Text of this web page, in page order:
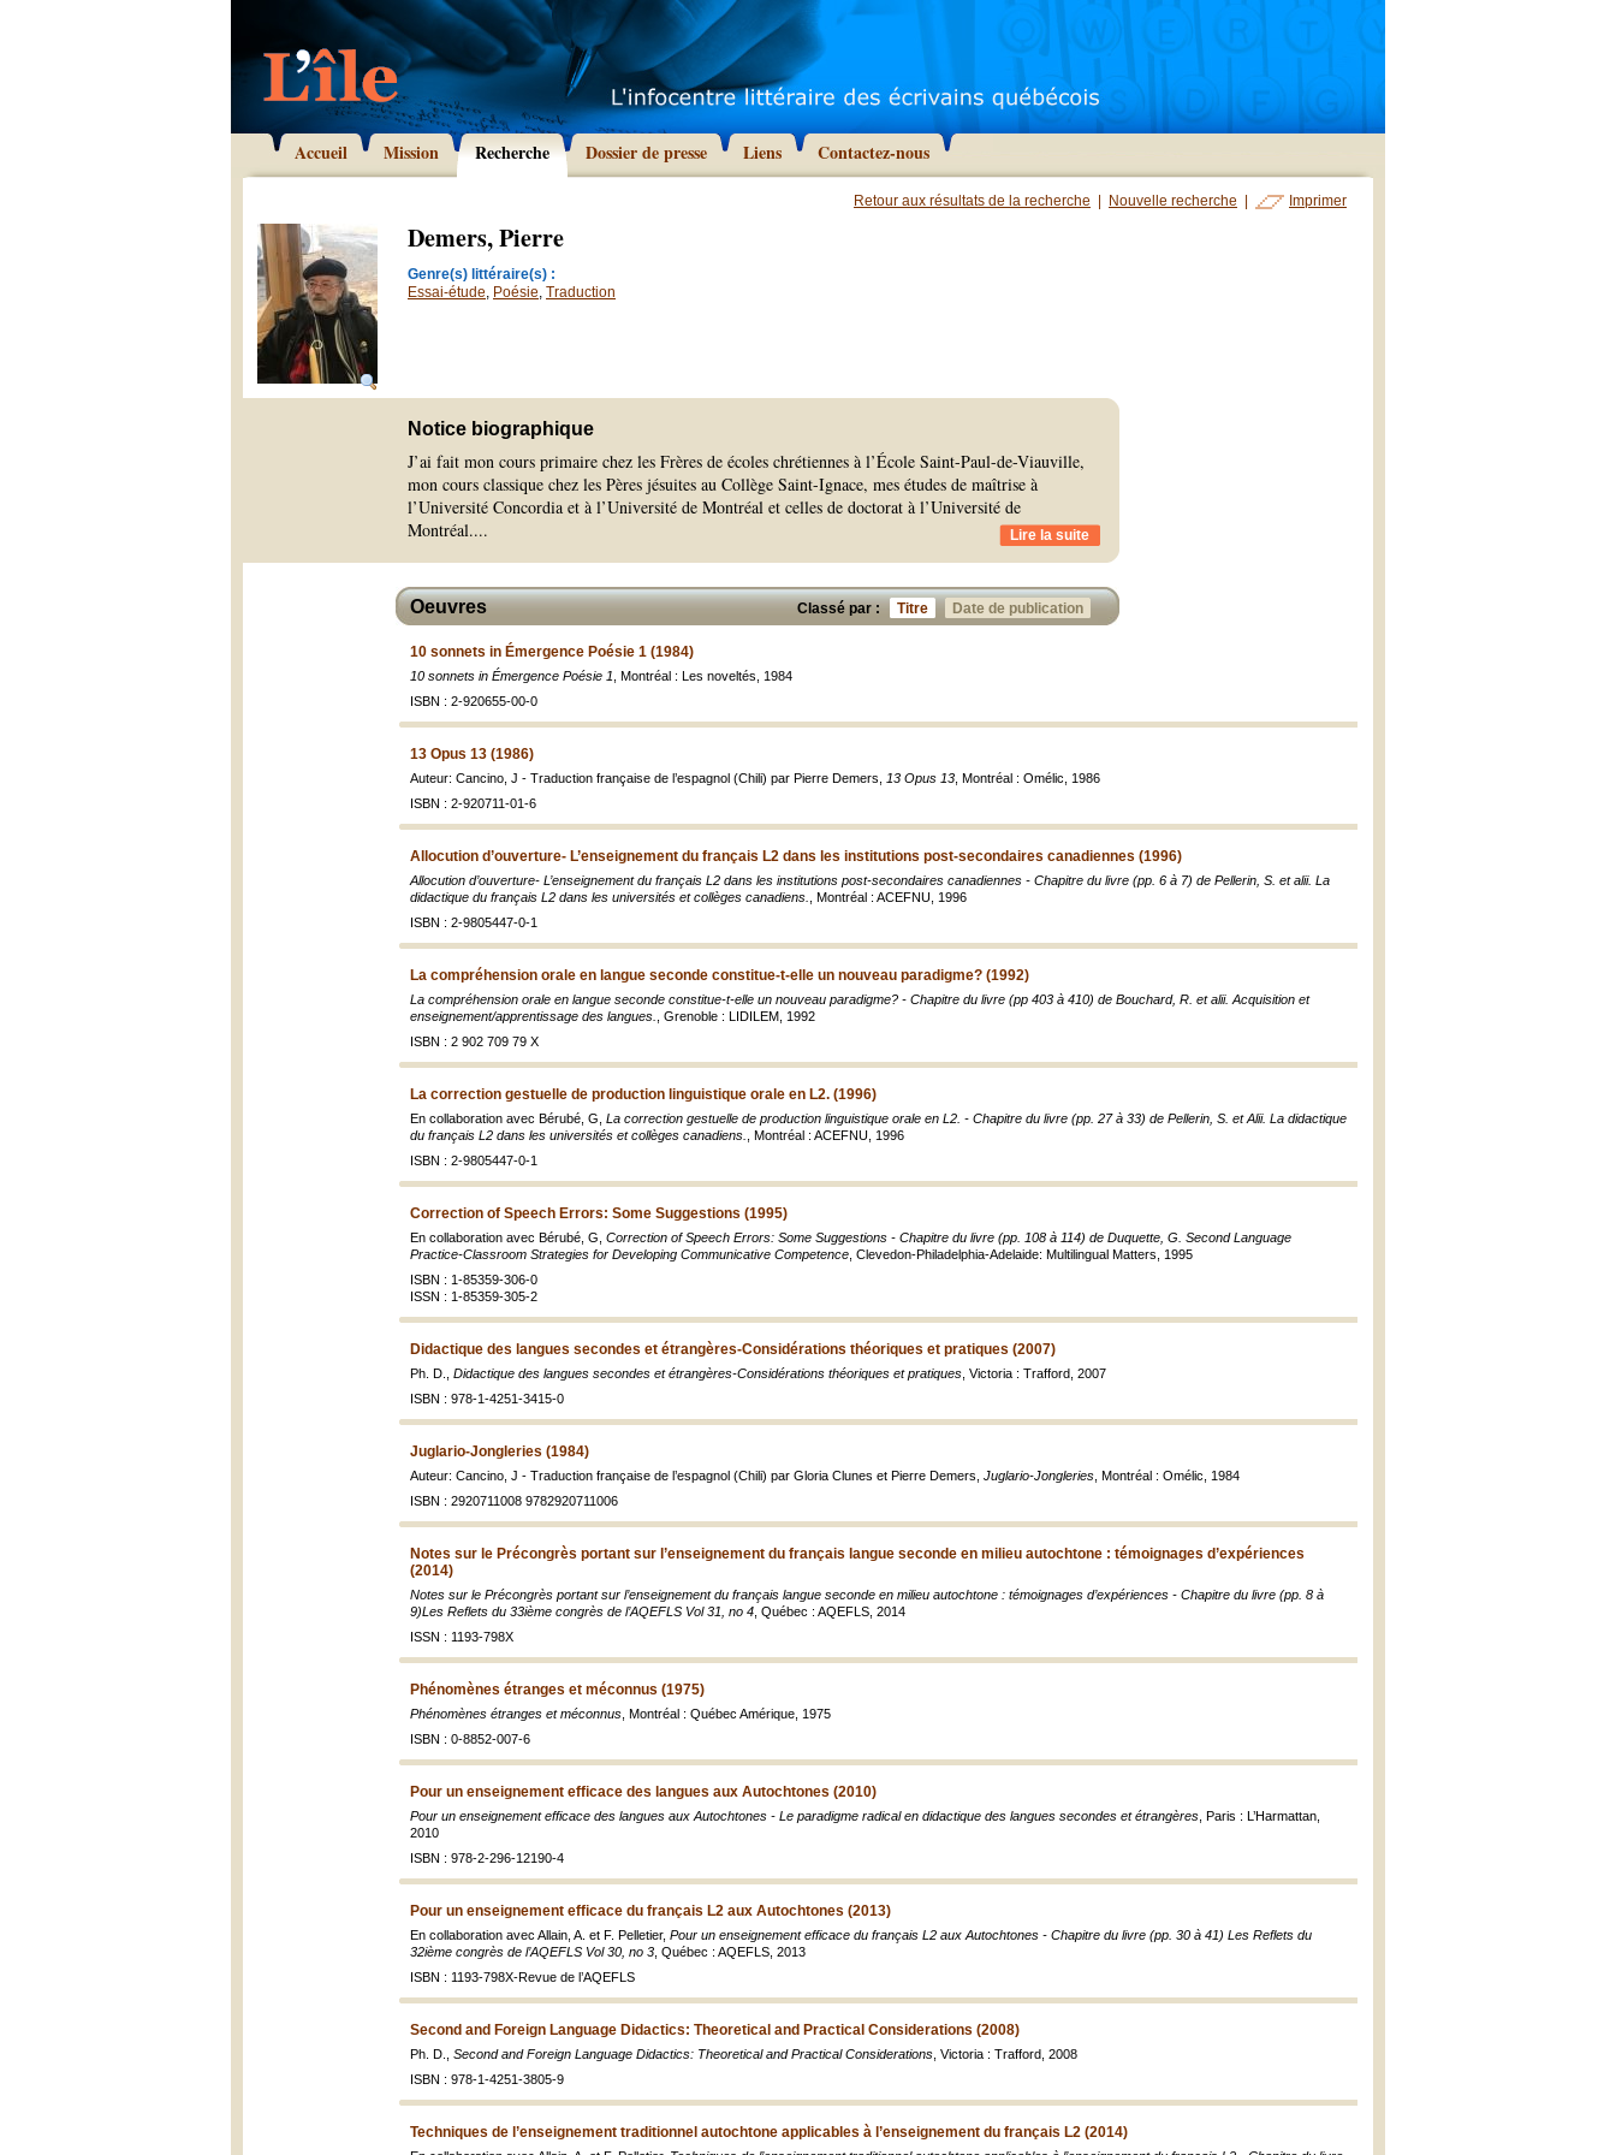
Accueil Mission Recherche Dossier de presse Liens Contactez-nous
Retour aux résultats de la recherche Nouvelle recherche Imprimer
Demers, Pierre
Genre(s) littéraire(s) :
Essai-étude, Poésie, Traduction
Notice biographique
J’ai fait mon cours primaire chez les Frères de écoles chrétiennes à l’École Saint-Paul-de-Viauville,
mon cours classique chez les Pères jésuites au Collège Saint-Ignace, mes études de maîtrise à
l’Université Concordia et à l’Université de Montréal et celles de doctorat à l’Université de
Montréal.... Lire la suite
Classé par : Titre Date de publication
Oeuvres
10 sonnets in Émergence Poésie 1 (1984)
10 sonnets in Émergence Poésie 1 , Montréal : Les noveltés, 1984
ISBN : 2-920655-00-0
13 Opus 13 (1986)
Auteur: Cancino, J - Traduction française de l’espagnol (Chili) par Pierre Demers, 13 Opus 13 , Montréal : Omélic, 1986
ISBN : 2-920711-01-6
Allocution d’ouverture- L’enseignement du français L2 dans les institutions post-secondaires canadiennes (1996)
Allocution d’ouverture- L’enseignement du français L2 dans les institutions post-secondaires canadiennes - Chapitre du livre (pp. 6 à 7) de Pellerin, S. et alii. La
didactique du français L2 dans les universités et collèges canadiens.
, Montréal : ACEFNU, 1996
ISBN : 2-9805447-0-1
La compréhension orale en langue seconde constitue-t-elle un nouveau paradigme? (1992)
La compréhension orale en langue seconde constitue-t-elle un nouveau paradigme? - Chapitre du livre (pp 403 à 410) de Bouchard, R. et alii. Acquisition et
enseignement/apprentissage des langues.
, Grenoble : LIDILEM, 1992
ISBN : 2 902 709 79 X
La correction gestuelle de production linguistique orale en L2. (1996)
En collaboration avec Bérubé, G, La correction gestuelle de production linguistique orale en L2. - Chapitre du livre (pp. 27 à 33) de Pellerin, S. et Alii. La didactique
du français L2 dans les universités et collèges canadiens.
, Montréal : ACEFNU, 1996
ISBN : 2-9805447-0-1
Correction of Speech Errors: Some Suggestions (1995)
En collaboration avec Bérubé, G, Correction of Speech Errors: Some Suggestions - Chapitre du livre (pp. 108 à 114) de Duquette, G. Second Language
Practice-Classroom Strategies for Developing Communicative Competence , Clevedon-Philadelphia-Adelaide: Multilingual Matters, 1995
ISBN : 1-85359-306-0
ISSN : 1-85359-305-2
Didactique des langues secondes et étrangères-Considérations théoriques et pratiques (2007)
Ph. D., Didactique des langues secondes et étrangères-Considérations théoriques et pratiques , Victoria : Trafford, 2007
ISBN : 978-1-4251-3415-0
Juglario-Jongleries (1984)
Auteur: Cancino, J - Traduction française de l’espagnol (Chili) par Gloria Clunes et Pierre Demers, Juglario-Jongleries , Montréal : Omélic, 1984
ISBN : 2920711008 9782920711006
Notes sur le Précongrès portant sur l’enseignement du français langue seconde en milieu autochtone : témoignages d’expériences
(2014)
Notes sur le Précongrès portant sur l’enseignement du français langue seconde en milieu autochtone : témoignages d’expériences - Chapitre du livre (pp. 8 à
9)Les Reflets du 33ième congrès de l’AQEFLS Vol 31, no 4 , Québec : AQEFLS, 2014
ISSN : 1193-798X
Phénomènes étranges et méconnus (1975)
Phénomènes étranges et méconnus , Montréal : Québec Amérique, 1975
ISBN : 0-8852-007-6
Pour un enseignement efficace des langues aux Autochtones (2010)
Pour un enseignement efficace des langues aux Autochtones - Le paradigme radical en didactique des langues secondes et étrangères , Paris : L’Harmattan,
2010
ISBN : 978-2-296-12190-4
Pour un enseignement efficace du français L2 aux Autochtones (2013)
En collaboration avec Allain, A. et F. Pelletier, Pour un enseignement efficace du français L2 aux Autochtones - Chapitre du livre (pp. 30 à 41) Les Reflets du
32ième congrès de l’AQEFLS Vol 30, no 3 , Québec : AQEFLS, 2013
ISBN : 1193-798X-Revue de l’AQEFLS
Second and Foreign Language Didactics: Theoretical and Practical Considerations (2008)
Ph. D., Second and Foreign Language Didactics: Theoretical and Practical Considerations , Victoria : Trafford, 2008
ISBN : 978-1-4251-3805-9
Techniques de l’enseignement traditionnel autochtone applicables à l’enseignement du français L2 (2014)